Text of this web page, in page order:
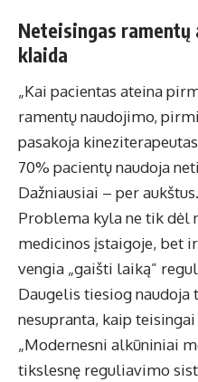
Neteisingas ramentų
klaida
„Kai pacientas ateina
ramentų naudojimo,
pasakoja
70% pacientų naudoja
Dažniausiai – per
Problema kyla ne tik dėl
medicinos įstaigoje, bet
vengia „gaišti laiką”
Daugelis tiesiog naudoja
nesupranta, kaip
„Modernesni alkūniniai
tikslesnę reguliavimo